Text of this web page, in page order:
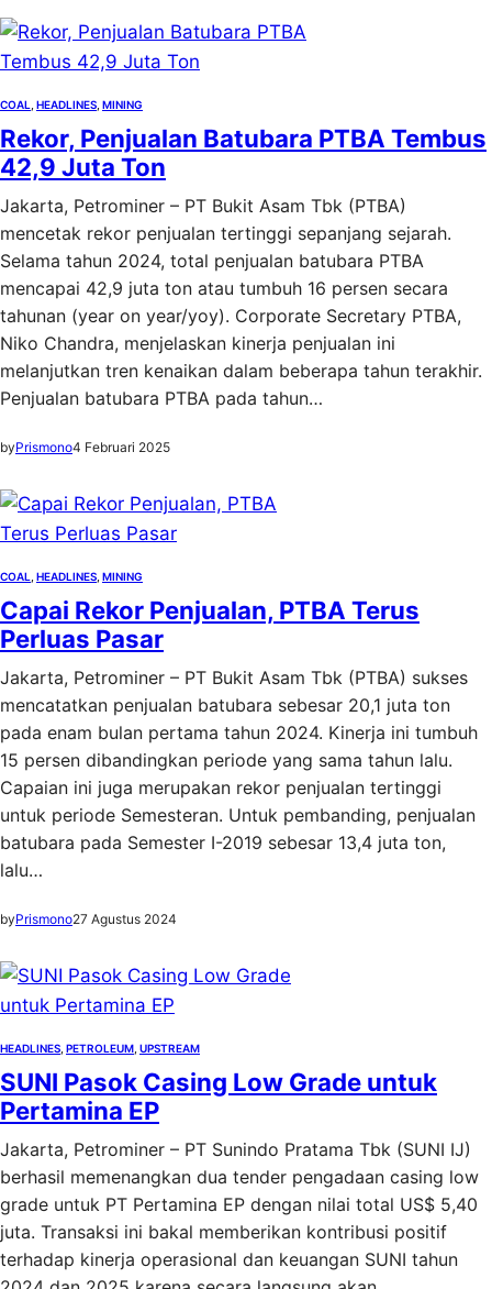
COAL HEADLINES MINING
Rekor, Penjualan Batubara PTBA Tembus
42,9 Juta Ton
Jakarta, Petrominer – PT Bukit Asam Tbk (PTBA)
mencetak rekor penjualan tertinggi sepanjang sejarah.
Selama tahun 2024, total penjualan batubara PTBA
mencapai 42,9 juta ton atau tumbuh 16 persen secara
tahunan (year on year/yoy). Corporate Secretary PTBA,
Niko Chandra, menjelaskan kinerja penjualan ini
melanjutkan tren kenaikan dalam beberapa tahun terakhir.
Penjualan batubara PTBA pada tahun…
byPrismono4 Februari 2025
COAL HEADLINES MINING
Capai Rekor Penjualan, PTBA Terus
Perluas Pasar
Jakarta, Petrominer – PT Bukit Asam Tbk (PTBA) sukses
mencatatkan penjualan batubara sebesar 20,1 juta ton
pada enam bulan pertama tahun 2024. Kinerja ini tumbuh
15 persen dibandingkan periode yang sama tahun lalu.
Capaian ini juga merupakan rekor penjualan tertinggi
untuk periode Semesteran. Untuk pembanding, penjualan
batubara pada Semester I-2019 sebesar 13,4 juta ton,
lalu…
byPrismono27 Agustus 2024
HEADLINES PETROLEUM UPSTREAM
SUNI Pasok Casing Low Grade untuk
Pertamina EP
Jakarta, Petrominer – PT Sunindo Pratama Tbk (SUNI IJ)
berhasil memenangkan dua tender pengadaan casing low
grade untuk PT Pertamina EP dengan nilai total US$ 5,40
juta. Transaksi ini bakal memberikan kontribusi positif
terhadap kinerja operasional dan keuangan SUNI tahun